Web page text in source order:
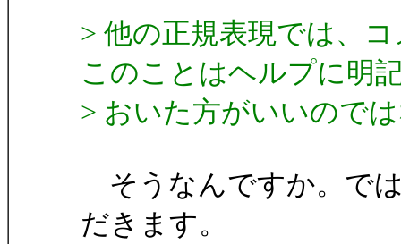
> 他の正規表現では、
このことはヘルプに明
> おいた方がいいので
そうなんですか。で
だきます。